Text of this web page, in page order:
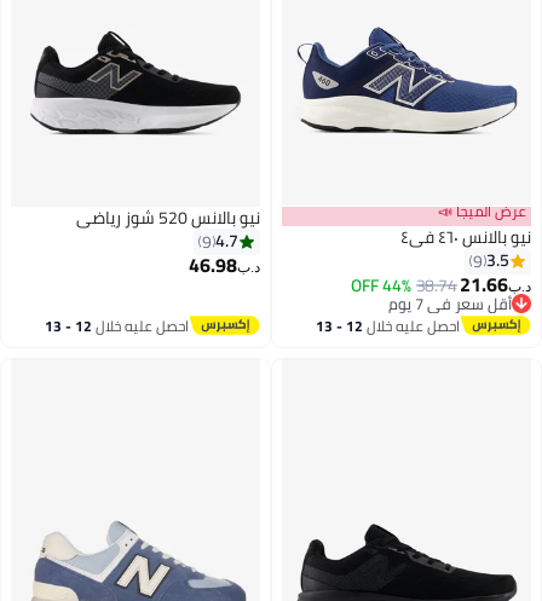
عرض الميجا 📣
نيو بالانس ٤٦٠ في٤
3.5
9
د.ب‏21.66
38.74
44% OFF
أقل سعر في 7 يوم
أقل سعر في 7 يوماحصل عليه خلال 12 - 13
نيو بالانس 520 شوز رياضي
4.7
9
د.ب‏46.98
احصل عليه خلال 12 - 13